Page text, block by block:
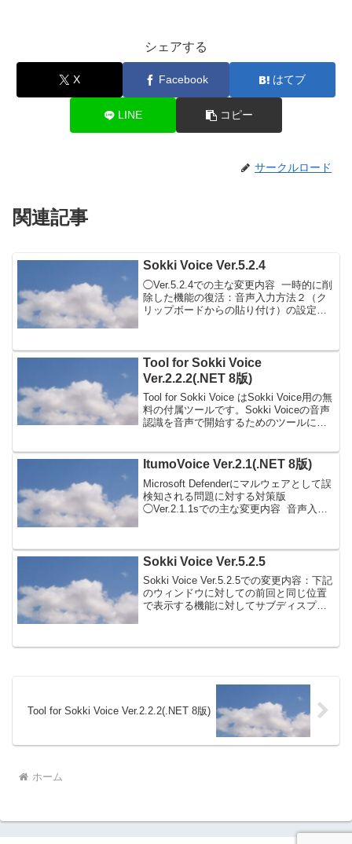
シェアする
X Facebook はてブ
LINE コピー
サークルロード
関連記事
Sokki Voice Ver.5.2.4
◯Ver.5.2.4での主な変更内容 一時的に削
除した機能の復活：音声入力方法２（ク
リップボードからの貼り付け）の設定
Tool for Sokki Voice
Ver.2.2.2(.NET 8版)
Tool for Sokki Voice はSokki Voice用の無
料の付属ツールです。Sokki Voiceの音声
認識を音声で開始するためのツールにな
願いします。...
ItumoVoice Ver.2.1(.NET 8版)
Microsoft Defenderにマルウェアとして誤
検知される問題に対する対策版
◯Ver.2.1.1sでの主な変更内容 音声入力
Sokki Voice Ver.5.2.5
Sokki Voice Ver.5.2.5での変更内容：下記
のウィンドウに対しての前回と同じ位置
で表示する機能に対してサブディスプレ
Tool for Sokki Voice Ver.2.2.2(.NET 8版)
ホーム